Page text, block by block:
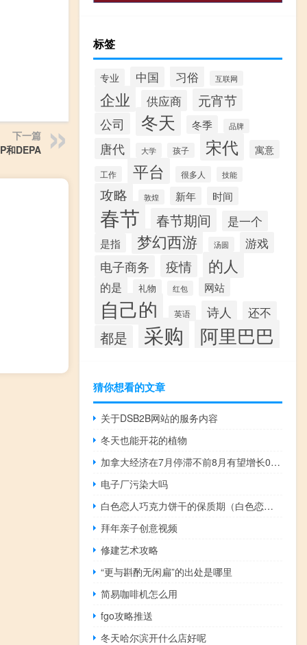
下一篇
和DEPA
标签
专业 中国 习俗 互联网
企业 供应商 元宵节
公司 冬天 冬季 品牌
唐代 大学 孩子 宋代 寓意
工作 平台 很多人 技能
攻略 敦煌 新年 时间
春节 春节期间 是一个
是指 梦幻西游 汤圆 游戏
电子商务 疫情 的人
的是 礼物 红包 网站
自己的 英语 诗人 还不
都是 采购 阿里巴巴
猜你想看的文章
关于DSB2B网站的服务内容
冬天也能开花的植物
加拿大经济在7月停滞不前8月有望增长0.1%
电子厂污染大吗
白色恋人巧克力饼干的保质期（白色恋人巧克力工厂）
拜年亲子创意视频
修建艺术攻略
“更与斟酌无闲扁”的出处是哪里
简易咖啡机怎么用
fgo攻略推送
冬天哈尔滨开什么店好呢